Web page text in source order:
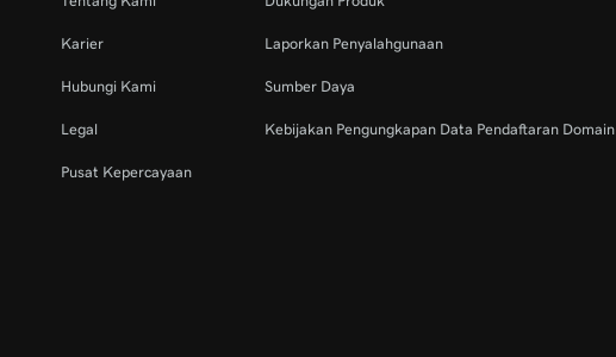
Karier
Hubungi Kami
Legal
Pusat Kepercayaan
Laporkan Penyalahgunaan
Sumber Daya
Kebijakan Pengungkapan Data Pendaftaran Domain